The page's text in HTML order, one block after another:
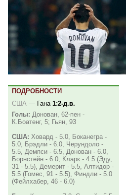
ПОДРОБНОСТИ
США — Гана 1:2-д.в.
Голы: Донован, 62-пен -
К.Боатенг, 5; Гьян, 93
США: Ховард - 5.0, Боканегра -
5.0, Брэдли - 6.0, Черундоло -
5.5, Демпси - 6.5, Донован - 6.0,
Борнстейн - 6.0, Кларк - 4.5 (Эду,
31 - 5.5), Демерит - 5.5, Алтидор -
5.5 (Гомес, 91 - 5.5), Финдли - 5.0
(Фейлхабер, 46 - 6.0)